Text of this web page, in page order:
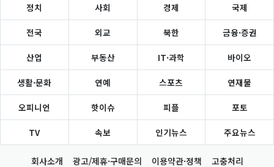
정치 사회 경제 국제
전국 외교 북한 금융·증권
산업 부동산 IT·과학 바이오
생활·문화 연예 스포츠 연재물
오피니언 핫이슈 피플 포토
TV 속보 인기뉴스 주요뉴스
회사소개 광고/제휴·구매문의 이용약관·정책 고충처리